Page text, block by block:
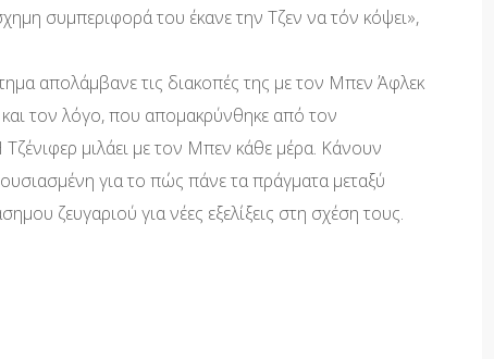
συμπεριφορά του έκανε την Τζεν να τόν κόψει»,
απολάμβανε τις διακοπές της με τον Μπεν Άφλεκ
τον λόγο, που απομακρύνθηκε από τον
μιλάει με τον Μπεν κάθε μέρα. Κάνουν
για το πώς πάνε τα πράγματα μεταξύ
ζευγαριού για νέες εξελίξεις στη σχέση τους.